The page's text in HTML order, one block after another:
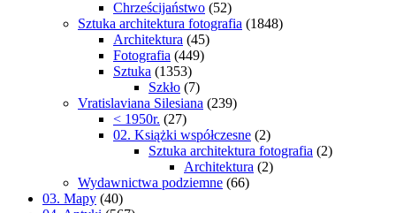
Chrześcijaństwo (52)
Sztuka architektura fotografia (1848)
Architektura (45)
Fotografia (449)
Sztuka (1353)
Szkło (7)
Vratislaviana Silesiana (239)
< 1950r. (27)
02. Książki współczesne (2)
Sztuka architektura fotografia (2)
Architektura (2)
Wydawnictwa podziemne (66)
03. Mapy (40)